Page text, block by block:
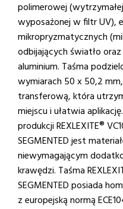
polimerowej
wyposażonej w filtr UV),
mikropryzmatycznych
odbijających światło
aluminium. Taśma
wymiarach 50 x 50,2
transferową, która
miejscu i ułatwia
produkcji REXLEXITE®
SEGMENTED jest
niewymagającym
krawędzi. Taśma
SEGMENTED posiada
z europejską normą